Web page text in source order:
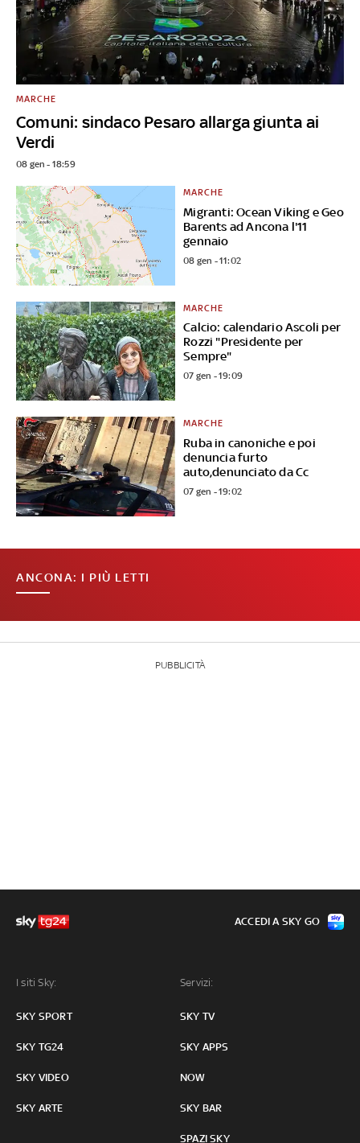
Comuni: sindaco Pesaro allarga giunta ai
Verdi
MARCHE
08 gen - 18:59
Migranti: Ocean Viking e Geo
Barents ad Ancona l'11
gennaio
MARCHE
08 gen - 11:02
Calcio: calendario Ascoli per
Rozzi "Presidente per
Sempre"
MARCHE
07 gen - 19:09
Ruba in canoniche e poi
denuncia furto
auto,denunciato da Cc
MARCHE
07 gen - 19:02
ANCONA: I PIÙ LETTI
PUBBLICITÀ
I siti Sky:
SKY SPORT
SKY TG24
SKY VIDEO
SKY ARTE
Servizi:
SKY TV
SKY APPS
NOW
SKY BAR
SPAZI SKY
ACCEDI A SKY GO